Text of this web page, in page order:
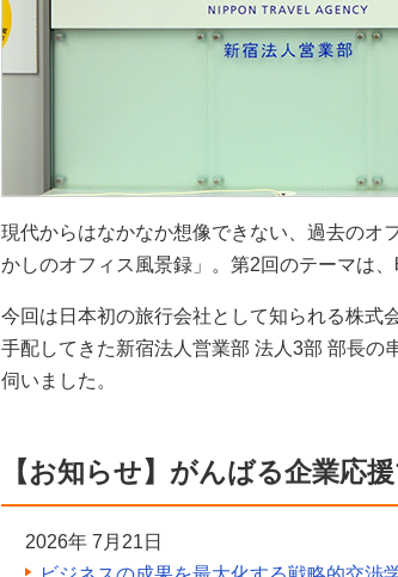
現代からはなかなか想像できない、過去のオ
かしのオフィス風景録」。第2回のテーマは、
今回は日本初の旅行会社として知られる株式
手配してきた新宿法人営業部 法人3部 部長の
伺いました。
【お知らせ】がんばる企業応
2026年 7月21日